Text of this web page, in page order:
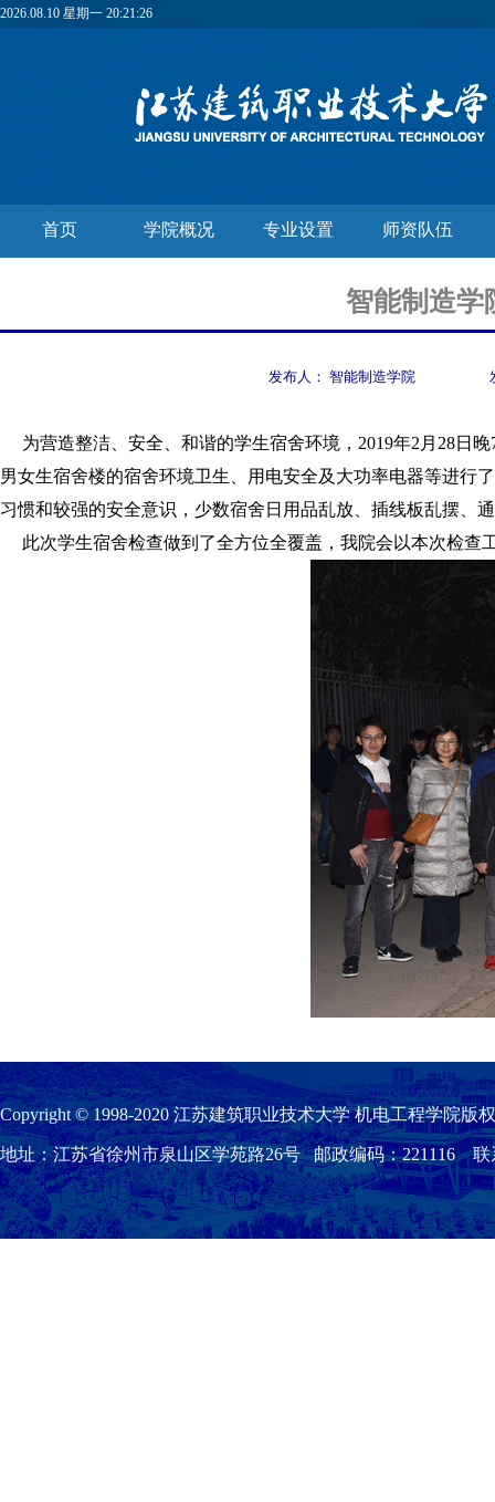
2026.08.10 星期一 20:21:27
首页 学院概况 专业设置 师资队伍
智能制造学
发布人： 智能制造学院
为营造整洁、安全、和谐的学生宿舍环境， 2019年2 月 28日 晚
男女生宿舍楼的宿舍环境卫生 、用电安全及大功率电器等进行
习惯和较强的安全意识，少数宿舍日用品乱放、插线板乱摆、
此次学生宿舍检查做到了全方位全覆盖，我院会以本次检
Copyright © 1998-2020 江苏建筑职业技术大学 机电工程学院版
地址：江苏省徐州市泉山区学苑路26号 邮政编码：221116 联